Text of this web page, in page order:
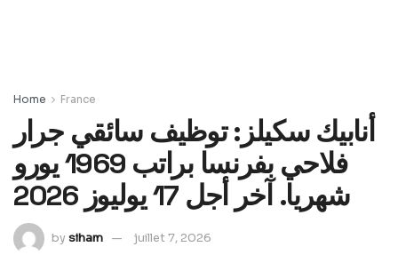
Home France
أنابيك سكيلز: توظيف سائقي جرار
فلاحي بفرنسا براتب 1969 يورو
شهريا. آخر أجل 17 يوليوز 2026
bysiham juillet 7, 2026